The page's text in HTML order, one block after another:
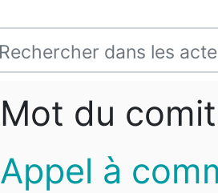
Mot du
Appel à